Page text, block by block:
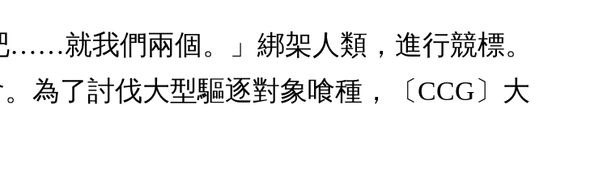
……就我們兩個。」綁架人類，進行競標。
為了討伐大型驅逐對象喰種，〔CCG〕大